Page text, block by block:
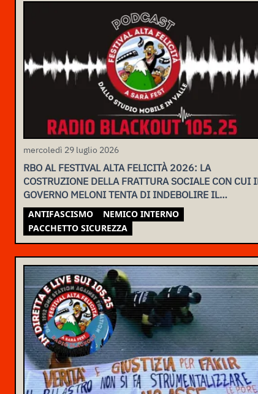
mercoledì 29 luglio 2026
RBO AL FESTIVAL ALTA FELICITÀ 2026: LA
COSTRUZIONE DELLA FRATTURA SOCIALE CON CUI
GOVERNO MELONI TENTA DI INDEBOLIRE IL
MOVIMENTO
ANTIFASCISMO
NEMICO INTERNO
PACCHETTO SICUREZZA